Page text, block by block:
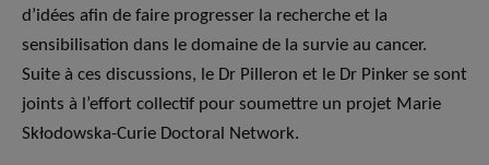
d’idées afin de faire progresser la recherche et la
sensibilisation dans le domaine de la survie au cancer.
Suite à ces discussions, le Dr Pilleron et le Dr Pinker se sont
joints à l’effort collectif pour soumettre un projet Marie
Skłodowska-Curie Doctoral Network.